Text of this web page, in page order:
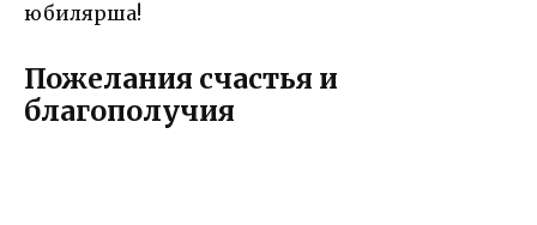
юбилярша!
Пожелания счастья и
благополучия